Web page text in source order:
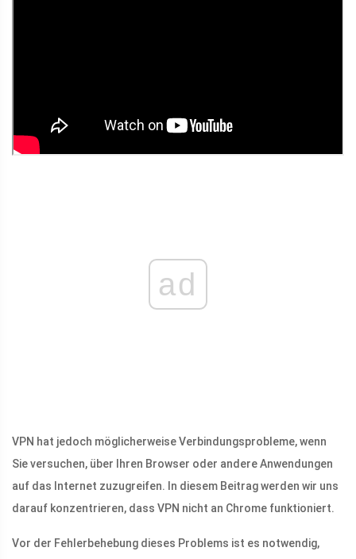
ad
VPN hat jedoch möglicherweise Verbindungsprobleme, wenn
Sie versuchen, über Ihren Browser oder andere Anwendungen
auf das Internet zuzugreifen. In diesem Beitrag werden wir uns
darauf konzentrieren, dass VPN nicht an Chrome funktioniert.
Vor der Fehlerbehebung dieses Problems ist es notwendig,